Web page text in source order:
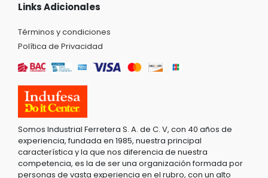
Links Adicionales
Términos y condiciones
Política de Privacidad
Somos Industrial Ferretera S. A. de C. V, con 40 años de
experiencia, fundada en 1985, nuestra principal
característica y la que nos diferencia de nuestra
competencia, es la de ser una organización formada por
personas de vasta experiencia en el rubro, con un alto